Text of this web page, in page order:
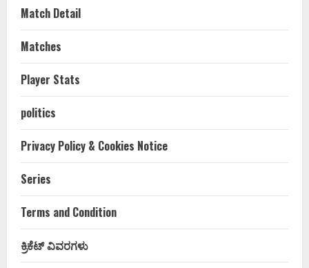
Match Detail
Matches
Player Stats
politics
Privacy Policy & Cookies Notice
Series
Terms and Condition
ಕ್ರಿಕೆಟ್ ವಿವರಗಳು